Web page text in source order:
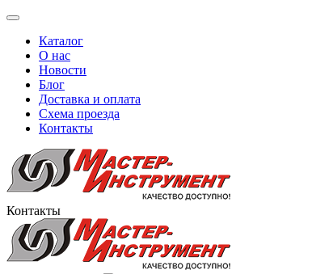
Вывести
Каталог
О нас
Новости
Блог
Доставка и оплата
Схема проезда
Контакты
Контакты